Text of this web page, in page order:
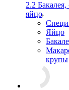
2.2
яйцо
Яйцо
крупы